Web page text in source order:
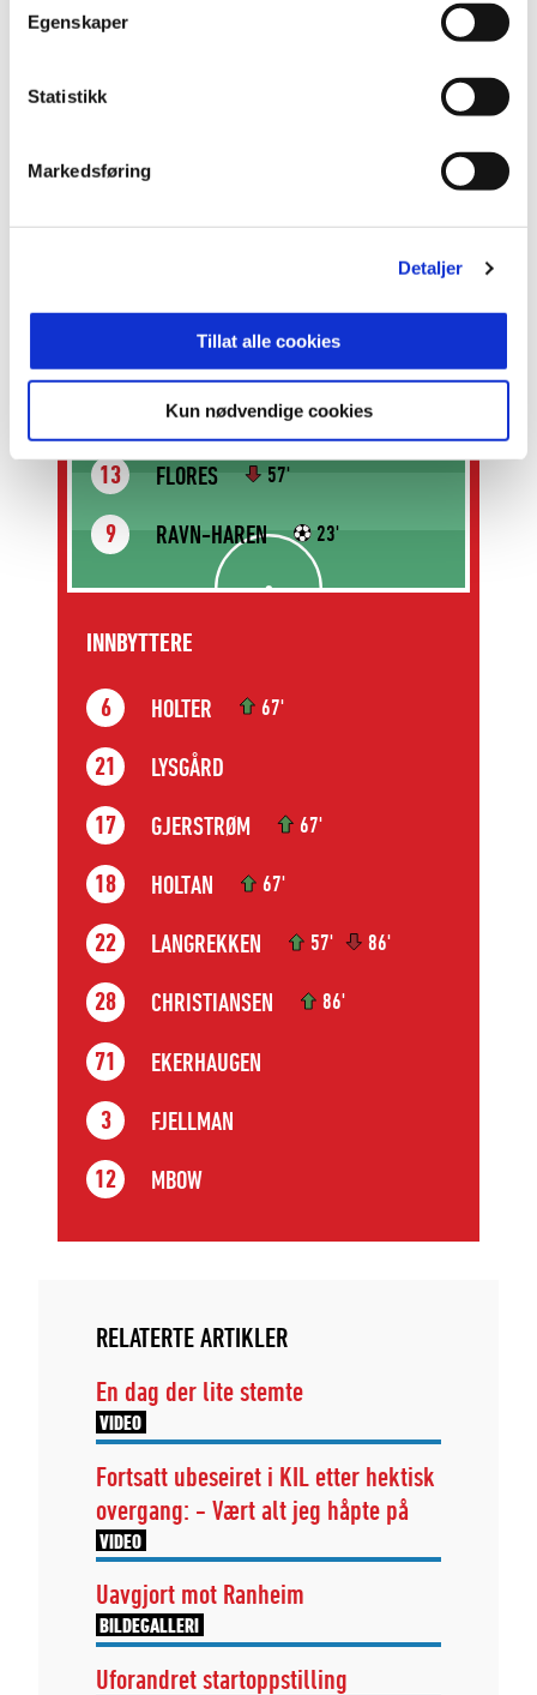
Egenskaper
Statistikk
Markedsføring
Detaljer
Tillat alle cookies
Kun nødvendige cookies
29
VINJOR 67'
13 FLORES 57'
9 RAVN-HAREN 23'
INNBYTTERE
6 HOLTER 67'
21 LYSGÅRD
17 GJERSTRØM 67'
18 HOLTAN 67'
22 LANGREKKEN 57' 86'
28 CHRISTIANSEN 86'
71 EKERHAUGEN
3 FJELLMAN
12 MBOW
RELATERTE ARTIKLER
En dag der lite stemte
VIDEO
Fortsatt ubeseiret i KIL etter hektisk
overgang: - Vært alt jeg håpte på
VIDEO
Uavgjort mot Ranheim
BILDEGALLERI
Uforandret startoppstilling